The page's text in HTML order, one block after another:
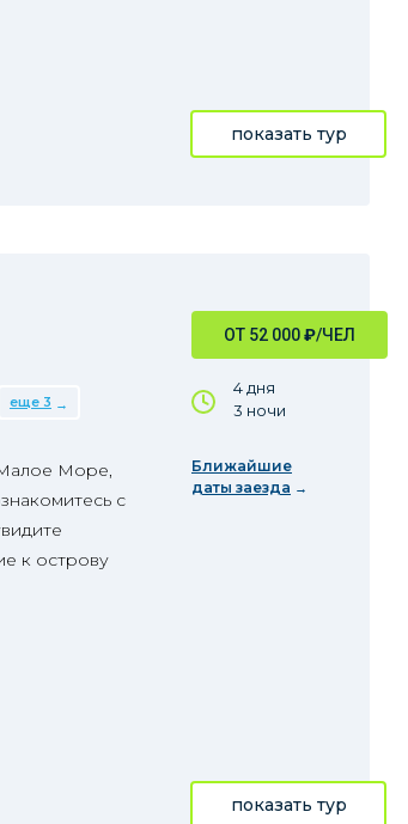
показать тур
ОТ 52 000₽/ЧЕЛ
4 дня
3 ночи
Ближайшие
даты заезда
еще 3
Море,
с
к острову
показать тур